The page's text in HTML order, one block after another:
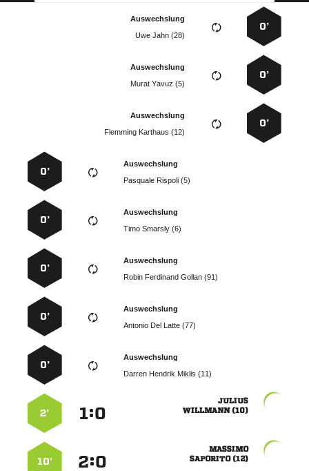
0’
Auswechslung
  
0’
Auswechslung
  
0’
Auswechslung
  
Auswechslung
  
0’
Auswechslung
  
0’
Auswechslung
   
0’
Auswechslung
   
0’
Auswechslung
   
0’

 
:
2’

 
:
10’